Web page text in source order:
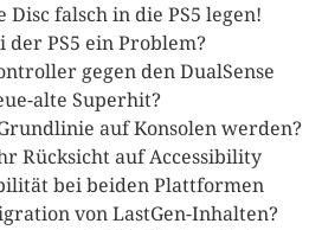
Disc falsch in die PS5 legen!
der PS5 ein Problem?
gegen den DualSense
alte Superhit?
auf Konsolen werden?
Rücksicht auf Accessibility
bei beiden Plattformen
von LastGen-Inhalten?